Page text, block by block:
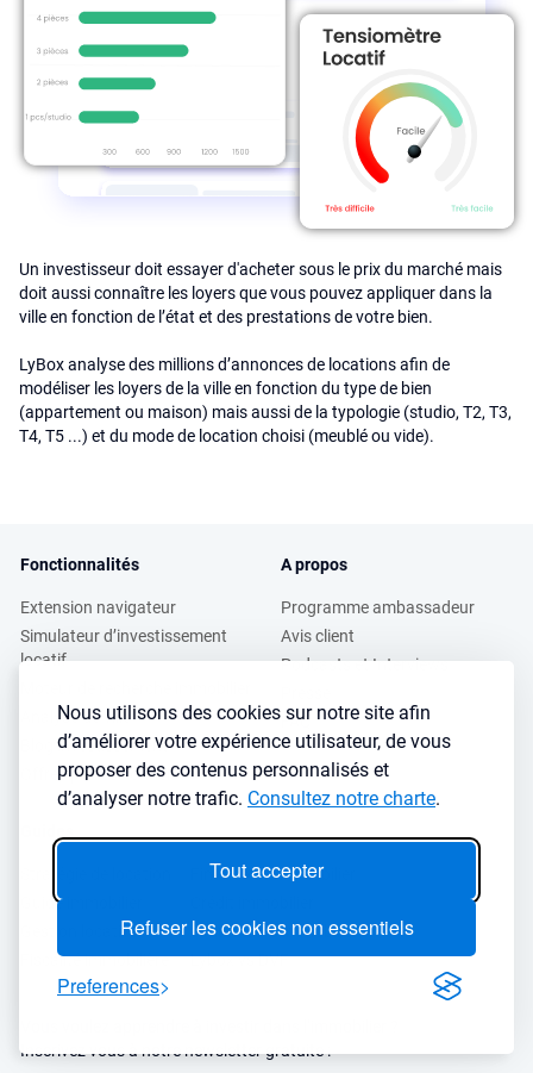
Nous utilisons des cookies sur notre site afin
d’améliorer votre expérience utilisateur, de vous
proposer des contenus personnalisés et
d’analyser notre trafic. Consultez notre charte.
Tout accepter
Refuser les cookies non essentiels
Preferences
Un investisseur doit essayer d'acheter sous le prix du marché mais
doit aussi connaître les loyers que vous pouvez appliquer dans la
ville en fonction de l’état et des prestations de votre bien.
LyBox analyse des millions d’annonces de locations afin de
modéliser les loyers de la ville en fonction du type de bien
(appartement ou maison) mais aussi de la typologie (studio, T2, T3,
T4, T5 ...) et du mode de location choisi (meublé ou vide).
Fonctionnalités
Extension navigateur
Simulateur d’investissement
locatif
Analyse de ville
Blog investissement
Offres professionnels
A propos
Programme ambassadeur
Avis client
Podcasts et Interviews
FAQ
Guide immobilier
Gestion locative
Fiscalité immobilière
Finance de l'immobilier
Simulateurs immobilier
Lybox vs DVF
Inscrivez vous à notre newsletter gratuite :